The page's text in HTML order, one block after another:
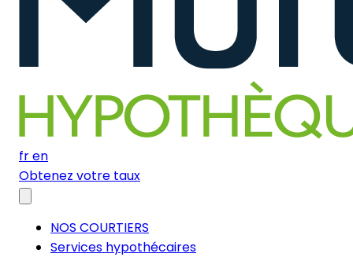
fren
Obtenez votre taux
NOS COURTIERS
Services hypothécaires